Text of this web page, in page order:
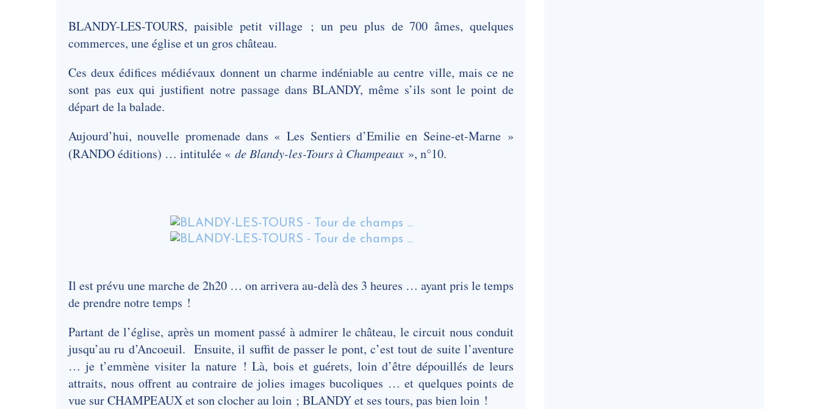
BLANDY-LES-TOURS, paisible petit village ; un peu plus de 700 âmes, quelques
commerces, une église et un gros château.
Ces deux édifices médiévaux donnent un charme indéniable au centre ville, mais ce ne
sont pas eux qui justifient notre passage dans BLANDY, même s’ils sont le point de
départ de la balade.
Aujourd’hui, nouvelle promenade dans « Les Sentiers d’Emilie en Seine-et-Marne »
(RANDO éditions) … intitulée « de Blandy-les-Tours à Champeaux », n°10.
Il est prévu une marche de 2h20 … on arrivera au-delà des 3 heures … ayant pris le temps
de prendre notre temps !
Partant de l’église, après un moment passé à admirer le château, le circuit nous conduit
jusqu’au ru d’Ancoeuil. Ensuite, il suffit de passer le pont, c’est tout de suite l’aventure
… je t’emmène visiter la nature ! Là, bois et guérets, loin d’être dépouillés de leurs
attraits, nous offrent au contraire de jolies images bucoliques … et quelques points de
vue sur CHAMPEAUX et son clocher au loin ; BLANDY et ses tours, pas bien loin !